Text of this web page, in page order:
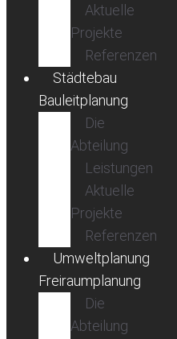
Aktuelle
Projekte
Referenzen
Städtebau
Bauleitplanung
Die
Abteilung
Leistungen
Aktuelle
Projekte
Referenzen
Umweltplanung
Freiraumplanung
Die
Abteilung